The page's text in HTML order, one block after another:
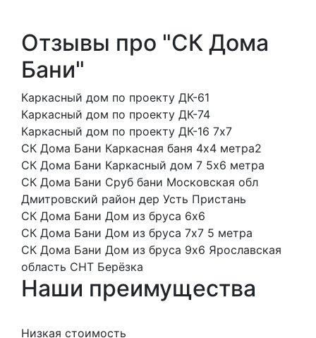
Отзывы про "СК Дома
Бани"
Каркасный дом по проекту ДК-61
Каркасный дом по проекту ДК-74
Каркасный дом по проекту ДК-16 7x7
СК Дома Бани Каркасная баня 4х4 метра2
СК Дома Бани Каркасный дом 7 5х6 метра
СК Дома Бани Сруб бани Московская обл
Дмитровский район дер Усть Пристань
СК Дома Бани Дом из бруса 6x6
СК Дома Бани Дом из бруса 7х7 5 метра
СК Дома Бани Дом из бруса 9x6 Ярославская
область СНТ Берёзка
Наши преимущества
Низкая стоимость